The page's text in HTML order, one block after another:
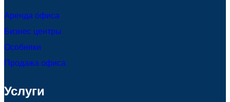
Аренда офиса
Бизнес центры
Особняки
Продажа офиса
Услуги